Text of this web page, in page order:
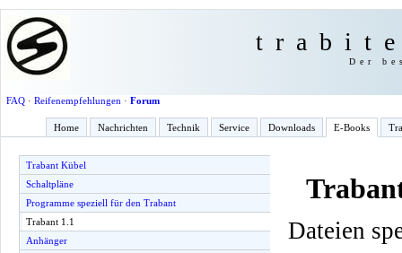
Der
FAQ· Reifenempfehlungen · Forum
Home Nachrichten Technik Service Downloads E-Books
Trabant Kübel
Schaltpläne
Programme speziell für den Trabant
Trabant 1.1
Anhänger
Dateien